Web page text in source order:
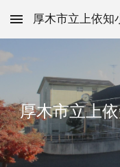
Skip to main content
厚木市立上依知
厚木市立上